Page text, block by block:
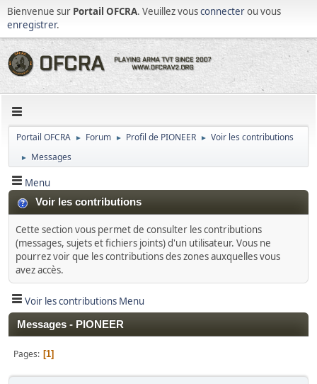
Bienvenue sur Portail OFCRA. Veuillez vousconnecterou vous
enregistrer.
Portail OFCRA ► Forum ► Profil de PIONEER ► Voir les contributions
► Messages
Menu
Voir les contributions
Cette section vous permet de consulter les contributions
(messages, sujets et fichiers joints) d'un utilisateur. Vous ne
pourrez voir que les contributions des zones auxquelles vous
avez accès.
Voir les contributions Menu
Messages - PIONEER
Pages 1